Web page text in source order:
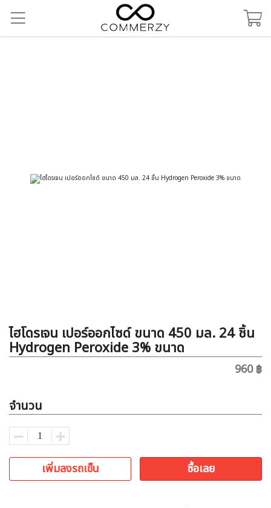
ไฮโดรเจน เปอร์ออกไซด์ ขนาด 450 มล. 24 ชิ้น
Hydrogen Peroxide 3% ขนาด
960 ฿
จำนวน
เพิ่มลงรถเข็น ซื้อเลย